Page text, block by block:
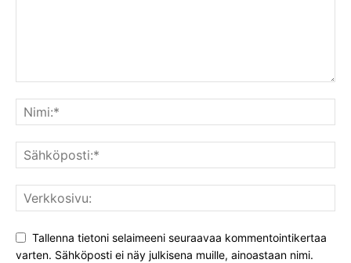
Tallenna tietoni selaimeeni seuraavaa kommentointikertaa
varten. Sähköposti ei näy julkisena muille, ainoastaan nimi.